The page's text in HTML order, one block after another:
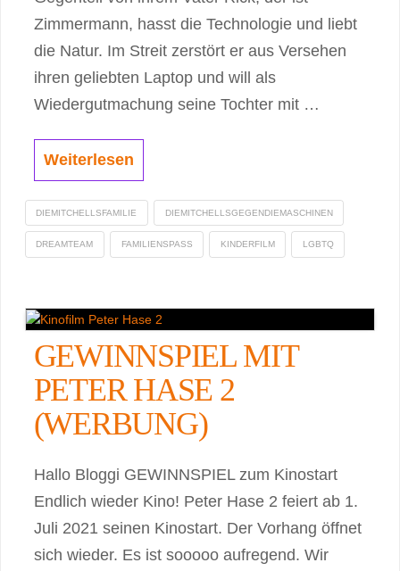
Zimmermann, hasst die Technologie und liebt
die Natur. Im Streit zerstört er aus Versehen
ihren geliebten Laptop und will als
Wiedergutmachung seine Tochter mit …
Weiterlesen
DIEMITCHELLSFAMILIE DIEMITCHELLSGEGENDIEMASCHINEN
DREAMTEAM FAMILIENSPASS KINDERFILM LGBTQ
GEWINNSPIEL MIT
PETER HASE 2
(WERBUNG)
Hallo Bloggi GEWINNSPIEL zum Kinostart
Endlich wieder Kino! Peter Hase 2 feiert ab 1.
Juli 2021 seinen Kinostart. Der Vorhang öffnet
sich wieder. Es ist sooooo aufregend. Wir